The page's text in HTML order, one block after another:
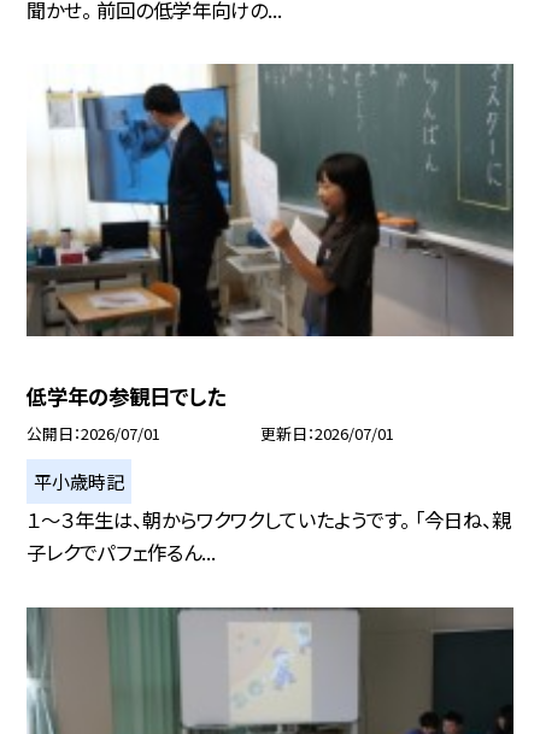
聞かせ。 前回の低学年向けの...
低学年の参観日でした
公開日 2026/07/01 更新日 2026/07/01
平小歳時記
１～３年生は、朝からワクワクしていたようです。 「今日ね、親
子レクでパフェ作るん...